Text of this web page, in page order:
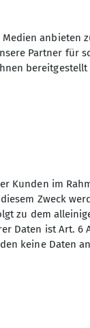
anbieten
Partner für
Kunden im
Zweck
zu dem
ist Art. 6
keine Daten